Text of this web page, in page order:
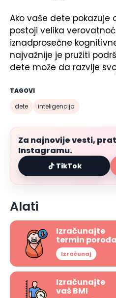
Ako vaše dete pokazuje
postoji velika
iznadprosečne
najvažnije je pružiti
dete može da razvije
TAGOVI
dete
inteligencija
Za najnovije vesti,
Instagramu.
TikTok
Alati
Izračunajte
termin
Izračunaj
Izračunajte
vaš BMI